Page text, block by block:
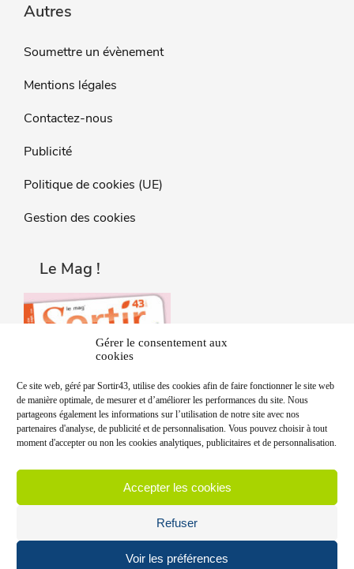
Gérer le consentement aux
cookies
Ce site web, géré par Sortir43, utilise des cookies afin de faire fonctionner le site web
de manière optimale, de mesurer et d’améliorer les performances du site. Nous
partageons également les informations sur l’utilisation de notre site avec nos
partenaires d'analyse, de publicité et de personnalisation. Vous pouvez choisir à tout
moment d'accepter ou non les cookies analytiques, publicitaires et de personnalisation.
Accepter les cookies
Refuser
Voir les préférences
Autres
Soumettre un évènement
Mentions légales
Contactez-nous
Publicité
Politique de cookies (UE)
Gestion des cookies
Le Mag !